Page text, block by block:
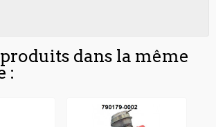
dans la même
: